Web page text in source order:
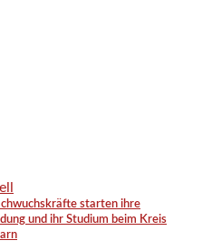
starten ihre
und ihr Studium beim Kreis